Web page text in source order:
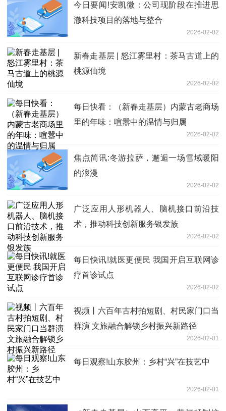
今日要闻!安凯微：公司现阶段在推进思
澈科技项目的落地与整合
2026-02-02
新春走基层 | 怒江雾里村：茶马古道上的
桃源仙境
2026-02-02
每日快看：（新春走基层）内蒙古老商场
里的年味：喧嚣中的温情与归属
2026-02-02
焦点简讯:冬游拉萨，邂逅一场雪域暖阳
的浪漫
2026-02-02
广泛应用人形机器人、脑机接口前沿技
术，推动科技创新服务银发族
2026-02-02
每日快讯!就医更便民 我国开启互联网诊
疗首诊试点
2026-02-02
视频丨六百年古村拍短剧、村民家门口当
群演 文旅融合解锁乡村振兴新路径
2026-02-01
每日观察!山东胶州：乡村“兴”在技艺中
2026-02-01